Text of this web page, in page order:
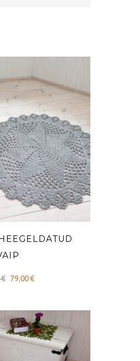
€ Algne
oli:
89,00 €.
79,00€Current
is:
79,00 €.